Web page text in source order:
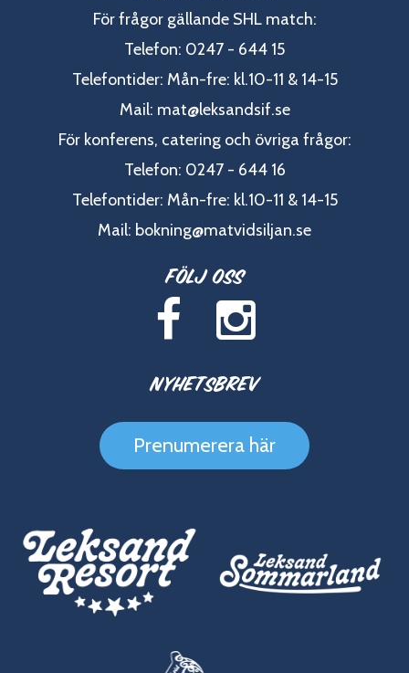
För frågor gällande SHL match:
Telefon: 0247 - 644 15
Telefontider: Mån-fre: kl.10-11 & 14-15
Mail: mat@leksandsif.se
För konferens, catering och övriga frågor:
Telefon: 0247 - 644 16
Telefontider: Mån-fre: kl.10-11 & 14-15
Mail: bokning@matvidsiljan.se
Följ oss
Nyhetsbrev